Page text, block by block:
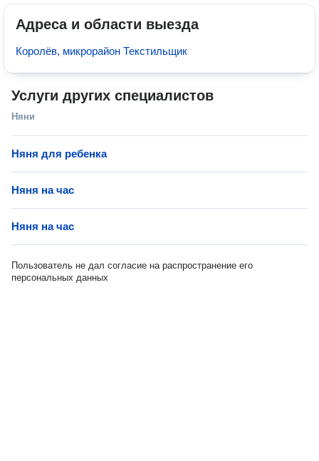
Адреса и области выезда
Королёв, микрорайон Текстильщик
Услуги других специалистов
Няни
Няня для ребенка
Няня на час
Няня на час
Пользователь не дал согласие на распространение его
персональных данных